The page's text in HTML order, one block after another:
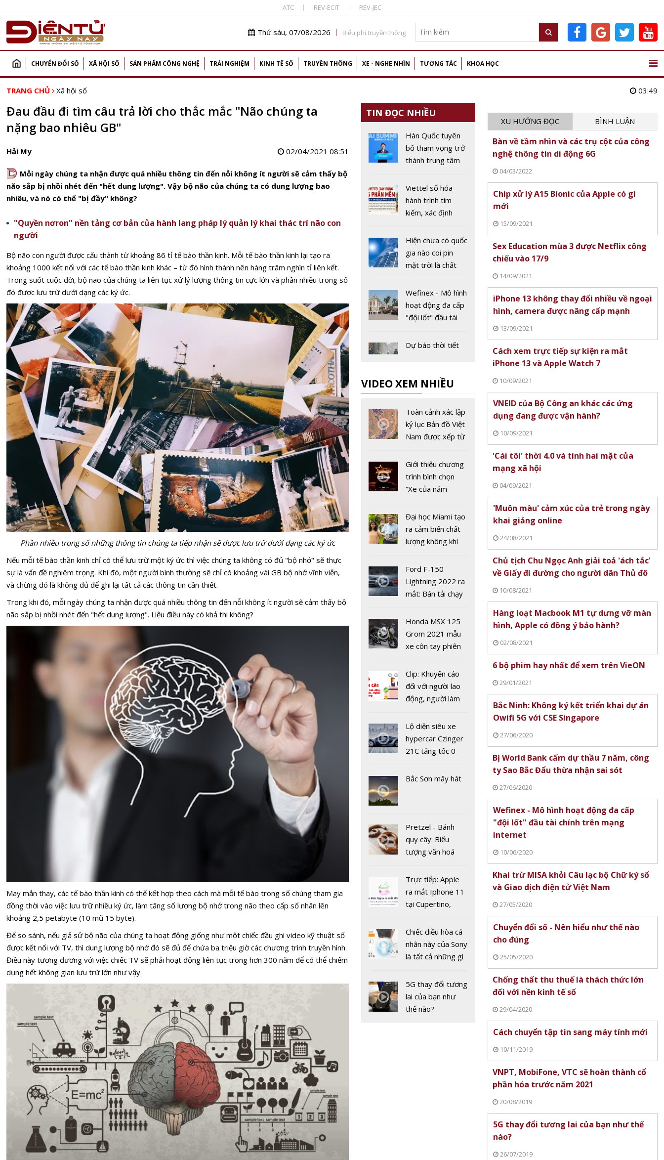
ATC REV-ECIT REV-JEC
Thứ sáu, 07/08/2026 Biểu phí truyền thông
CHUYỂN ĐỔI SỐ XÃ HỘI SỐ SẢN PHẨM CÔNG NGHỆ TRẢI NGHIỆM KINH TẾ SỐ TRUYỀN THÔNG XE - NGHE NHÌN TƯƠNG TÁC KHOA HỌC
TRANG CHỦ Xã hội số 03:49
Đau đầu đi tìm câu trả lời cho thắc mắc "Não chúng ta
nặng bao nhiêu GB"
Hải My 02/04/2021 08:51
D Mỗi ngày chúng ta nhận được quá nhiều thông tin đến nỗi không ít người sẽ cảm thấy bộ
não sắp bị nhồi nhét đến "hết dung lượng". Vậy bộ não của chúng ta có dung lượng bao
nhiêu, và nó có thể "bị đầy" không?
"Quyền nơron" nền tảng cơ bản của hành lang pháp lý quản lý khai thác trí não con
người
Bộ não con người được cấu thành từ khoảng 86 tỉ tế bào thần kinh. Mỗi tế bào thần kinh lại tạo ra
khoảng 1000 kết nối với các tế bào thần kinh khác – từ đó hình thành nên hàng trăm nghìn tỉ liên kết.
Trong suốt cuộc đời, bộ não của chúng ta liên tục xử lý lượng thông tin cực lớn và phần nhiều trong số
đó được lưu trữ dưới dạng các ký ức.
Phần nhiều trong số những thông tin chúng ta tiếp nhận sẽ được lưu trữ dưới dạng các ký ức
Nếu mỗi tế bào thần kinh chỉ có thể lưu trữ một ký ức thì việc chúng ta không có đủ "bộ nhớ" sẽ thực
sự là vấn đề nghiêm trọng. Khi đó, một người bình thường sẽ chỉ có khoảng vài GB bộ nhớ vĩnh viễn,
và chừng đó là không đủ để ghi lại tất cả các thông tin cần thiết.
Trong khi đó, mỗi ngày chúng ta nhận được quá nhiều thông tin đến nỗi không ít người sẽ cảm thấy bộ
não sắp bị nhồi nhét đến "hết dung lượng". Liệu điều này có khả thi không?
May mắn thay, các tế bào thần kinh có thể kết hợp theo cách mà mỗi tế bào trong số chúng tham gia
đồng thời vào việc lưu trữ nhiều ký ức, làm tăng số lượng bộ nhớ trong não theo cấp số nhân lên
khoảng 2,5 petabyte (10 mũ 15 byte).
Để so sánh, nếu giả sử bộ não của chúng ta hoạt động giống như một chiếc đầu ghi video kỹ thuật số
được kết nối với TV, thì dung lượng bộ nhớ đó sẽ đủ để chứa ba triệu giờ các chương trình truyền hình.
Điều này tương đương với việc chiếc TV sẽ phải hoạt động liên tục trong hơn 300 năm để có thể chiếm
dụng hết không gian lưu trữ lớn như vậy.
TIN ĐỌC NHIỀU
Hàn Quốc tuyên
bố tham vọng trở
thành trung tâm
Viettel số hóa
hành trình tìm
kiếm, xác định
Hiện chưa có quốc
gia nào coi pin
mặt trời là chất
Wefinex - Mô hình
hoạt động đa cấp
"đội lốt" đầu tài
internet
Dự báo thời tiết
do ảnh hưởng của
không khí lạnh
tràn về
Khánh Hoà vừa
mới được bổ
nhiệm là ai?
Hà Nội - Thủ đô
sáng tạo Đông
tương lai gần
thức Lễ Quốc
khánh 2/9 năm
2019
Tin bão WIPHA
Bắc
Công nghệ cao
tạo động lực cho
nghiệp Việt Nam
VIDEO XEM NHIỀU
Toàn cảnh xác lập
kỷ lục Bản đồ Việt
Nam được xếp từ
năm 2022
Giới thiệu chương
trình bình chọn
“Xe của năm
Đại học Miami tạo
ra cảm biến chất
lượng không khí
19
Ford F-150
Lightning 2022 ra
mắt: Bán tải chạy
chưa đến 40 nghìn
USD
Honda MSX 125
Grom 2021 mẫu
xe côn tay phiên
Clip: Khuyến cáo
đối với người lao
động, người làm
hàng tại khu dịch
vụ trong dịch
Covid-19
Lộ diện siêu xe
hypercar Czinger
21C tăng tốc 0-
2 giây
Bắc Sơn mây hát
Pretzel - Bánh
quy cây: Biểu
tượng văn hoá
tranh cãi về nguồn
gốc
Trực tiếp: Apple
ra mắt Iphone 11
tại Cupertino,
Chiếc điều hòa cá
nhân này của Sony
là tất cả những gì
sót qua mùa hè
nóng nực
5G thay đổi tương
lai của bạn như
thế nào?
XU HƯỚNG ĐỌC BÌNH LUẬN
Bàn về tầm nhìn và các trụ cột của công
nghệ thông tin di động 6G
04/03/2022
Chip xử lý A15 Bionic của Apple có gì
mới
15/09/2021
Sex Education mùa 3 được Netflix công
chiếu vào 17/9
14/09/2021
iPhone 13 không thay đổi nhiều về ngoại
hình, camera được nâng cấp mạnh
13/09/2021
Cách xem trực tiếp sự kiện ra mắt
iPhone 13 và Apple Watch 7
10/09/2021
VNEID của Bộ Công an khác các ứng
dụng đang được vận hành?
10/09/2021
'Cái tôi' thời 4.0 và tính hai mặt của
mạng xã hội
04/09/2021
'Muôn màu' cảm xúc của trẻ trong ngày
khai giảng online
24/08/2021
Chủ tịch Chu Ngọc Anh giải toả 'ách tắc'
về Giấy đi đường cho người dân Thủ đô
10/08/2021
Hàng loạt Macbook M1 tự dưng vỡ màn
hình, Apple có đồng ý bảo hành?
02/08/2021
6 bộ phim hay nhất để xem trên VieON
29/01/2021
Bắc Ninh: Không ký kết triển khai dự án
Owifi 5G với CSE Singapore
27/06/2020
Bị World Bank cấm dự thầu 7 năm, công
ty Sao Bắc Đẩu thừa nhận sai sót
27/06/2020
Wefinex - Mô hình hoạt động đa cấp
"đội lốt" đầu tài chính trên mạng
internet
10/06/2020
Khai trừ MISA khỏi Câu lạc bộ Chữ ký số
và Giao dịch điện tử Việt Nam
27/05/2020
Chuyển đổi số - Nên hiểu như thế nào
cho đúng
25/05/2020
Chống thất thu thuế là thách thức lớn
đối với nền kinh tế số
29/04/2020
Cách chuyển tập tin sang máy tính mới
10/11/2019
VNPT, MobiFone, VTC sẽ hoàn thành cổ
phần hóa trước năm 2021
20/08/2019
5G thay đổi tương lai của bạn như thế
nào?
26/07/2019